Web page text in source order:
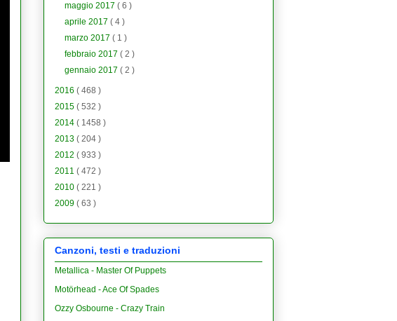
maggio 2017( 6 )
aprile 2017( 4 )
marzo 2017( 1 )
febbraio 2017( 2 )
gennaio 2017( 2 )
2016 ( 468 )
2015 ( 532 )
2014 ( 1458 )
2013 ( 204 )
2012 ( 933 )
2011 ( 472 )
2010 ( 221 )
2009 ( 63 )
Canzoni, testi e traduzioni
Metallica - Master Of Puppets
Motörhead - Ace Of Spades
Ozzy Osbourne - Crazy Train